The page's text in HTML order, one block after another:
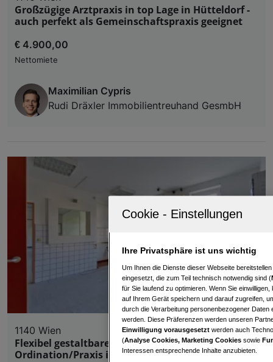
Großzügige Arztpraxis in top Lage in Hütteldorf -
auch perfekt als Gemeinschaftspraxis geeignet
€ 4.900,00
Nettomiete
Maximilian Cypris
Rudi Dräxler Immobilientreuhand GesmbH
1140 Wien
Flexibel gestaltbare, ca. 96 m² große
Ordination/Praxis in top Lage in Hütteldorf
Ihre Privatsphäre ist uns wichtig
Um Ihnen die Dienste dieser Webseite
eingesetzt, die zum Teil technisch notwendig sind (
für Sie laufend zu optimieren. Wenn Sie
auf Ihrem Gerät speichern und darauf zugreifen,
durch die Verarbeitung personenbezogener
werden. Diese Präferenzen werden unseren
Einwilligung vorausgesetzt werden auch
(Analyse Cookies, Marketing Cookies sowie
Interessen entsprechende Inhalte anzubieten.